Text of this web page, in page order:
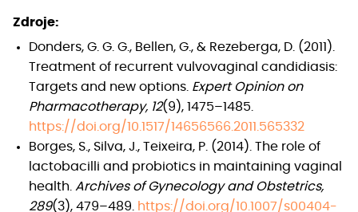
Zdroje:
Donders, G. G. G., Bellen, G., & Rezeberga, D. (2011).
Treatment of recurrent vulvovaginal candidiasis:
Targets and new options. Expert Opinion on
Pharmacotherapy, 12(9), 1475–1485.
https://doi.org/10.1517/14656566.2011.565332
Borges, S., Silva, J., Teixeira, P. (2014). The role of
lactobacilli and probiotics in maintaining vaginal
health. Archives of Gynecology and Obstetrics,
289(3), 479–489.
https://doi.org/10.1007/s00404-